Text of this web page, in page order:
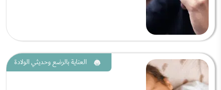
العناية بالرضع وحديثي الولادة